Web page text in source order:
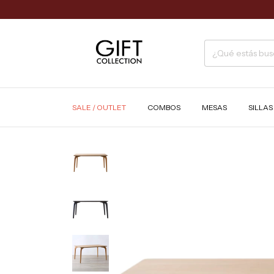
SALE / OUTLET COMBOS MESAS